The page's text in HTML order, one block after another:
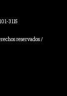
3115
reservados /